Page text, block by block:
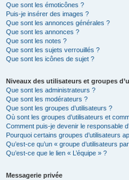
Que sont les émoticônes ?
Puis-je insérer des images ?
Que sont les annonces générales ?
Que sont les annonces ?
Que sont les notes ?
Que sont les sujets verrouillés ?
Que sont les icônes de sujet ?
Niveaux des utilisateurs et groupes
Que sont les administrateurs ?
Que sont les modérateurs ?
Que sont les groupes d’utilisateurs ?
Où sont les groupes d’utilisateurs et
Comment puis-je devenir le responsable
Pourquoi certains groupes d’utilisateurs
Qu’est-ce qu’un « groupe d’utilisateurs
Qu’est-ce que le lien « L’équipe » ?
Messagerie privée